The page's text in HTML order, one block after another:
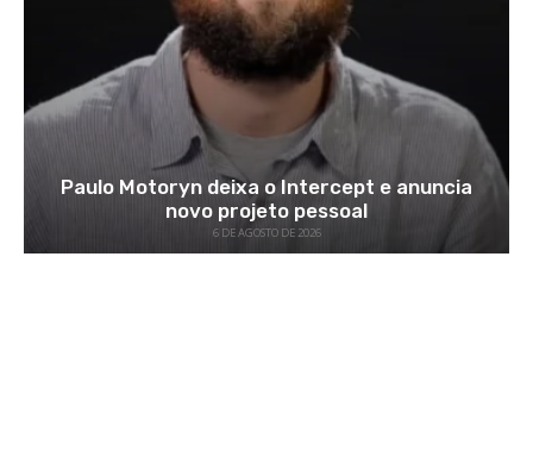
Paulo Motoryn deixa o Intercept e anuncia
novo projeto pessoal
6 DE AGOSTO DE 2026